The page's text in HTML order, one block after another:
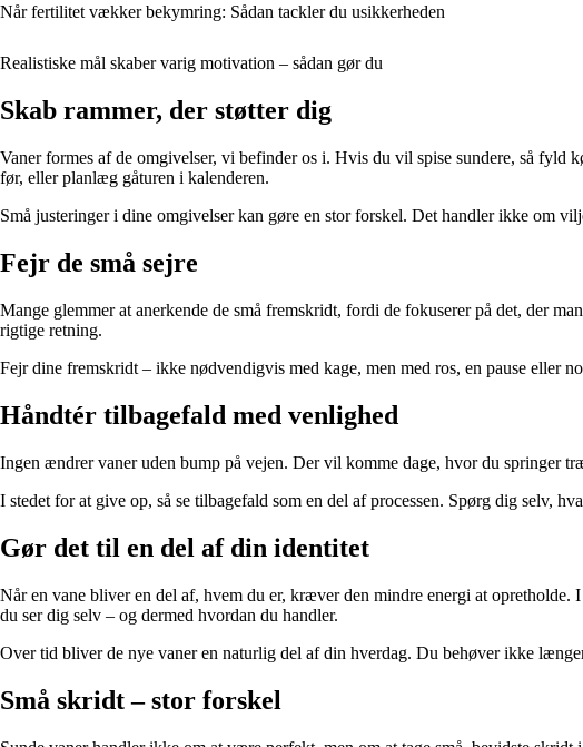
Når fertilitet vækker bekymring: Sådan tackler du usikkerheden
Realistiske mål skaber varig motivation – sådan gør du
Skab rammer, der støtter dig
Vaner formes af de omgivelser, vi befinder os i. Hvis du vil spise sundere, så
før, eller planlæg gåturen i kalenderen.
Små justeringer i dine omgivelser kan gøre en stor forskel. Det handler ikke om
Fejr de små sejre
Mange glemmer at anerkende de små fremskridt, fordi de fokuserer på det, der
rigtige retning.
Fejr dine fremskridt – ikke nødvendigvis med kage, men med ros, en pause eller
Håndtér tilbagefald med venlighed
Ingen ændrer vaner uden bump på vejen. Der vil komme dage, hvor du springer
I stedet for at give op, så se tilbagefald som en del af processen. Spørg dig selv,
Gør det til en del af din identitet
Når en vane bliver en del af, hvem du er, kræver den mindre energi at opretholde.
du ser dig selv – og dermed hvordan du handler.
Over tid bliver de nye vaner en naturlig del af din hverdag. Du behøver ikke
Små skridt – stor forskel